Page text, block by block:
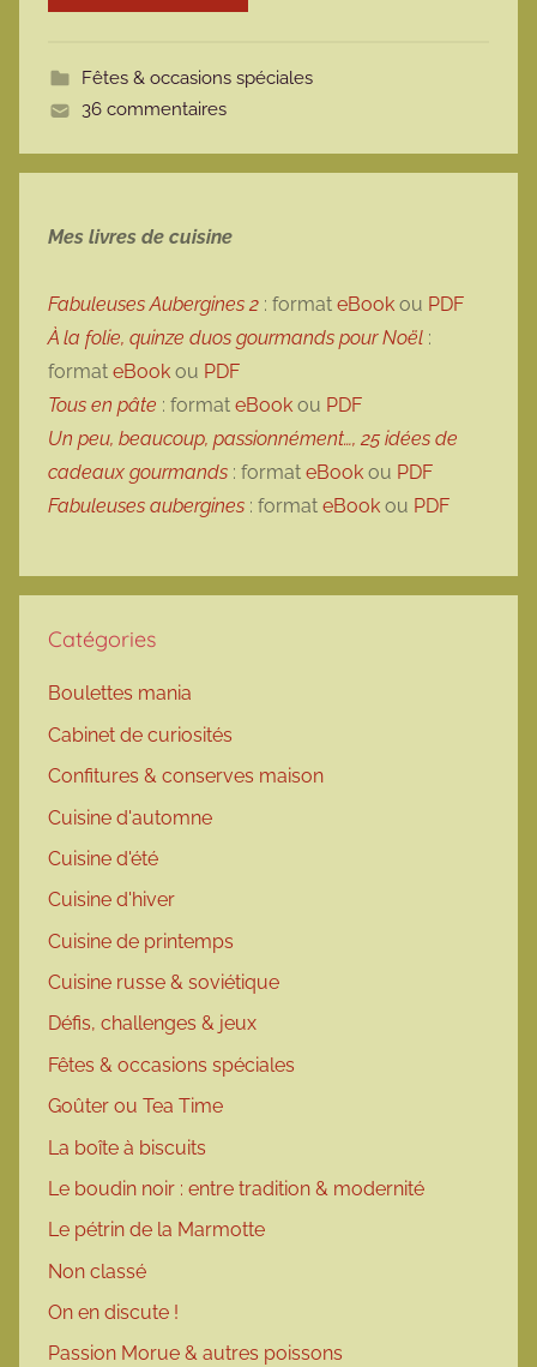
t
Fêtes & occasions spéciales
36 commentaires
Mes livres de cuisine
Fabuleuses Aubergines 2 : format eBook ou PDF
À la folie, quinze duos gourmands pour Noël :
format eBook ou PDF
Tous en pâte : format eBook ou PDF
Un peu, beaucoup, passionnément…, 25 idées de
cadeaux gourmands : format eBook ou PDF
Fabuleuses aubergines : format eBook ou PDF
Catégories
Boulettes mania
Cabinet de curiosités
Confitures & conserves maison
Cuisine d'automne
Cuisine d'été
Cuisine d'hiver
Cuisine de printemps
Cuisine russe & soviétique
Défis, challenges & jeux
Fêtes & occasions spéciales
Goûter ou Tea Time
La boîte à biscuits
Le boudin noir : entre tradition & modernité
Le pétrin de la Marmotte
Non classé
On en discute !
Passion Morue & autres poissons